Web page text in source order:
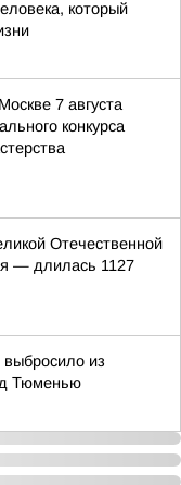
который
7 августа
конкурса
Отечественной
— длилась 1127
из
Тюменью